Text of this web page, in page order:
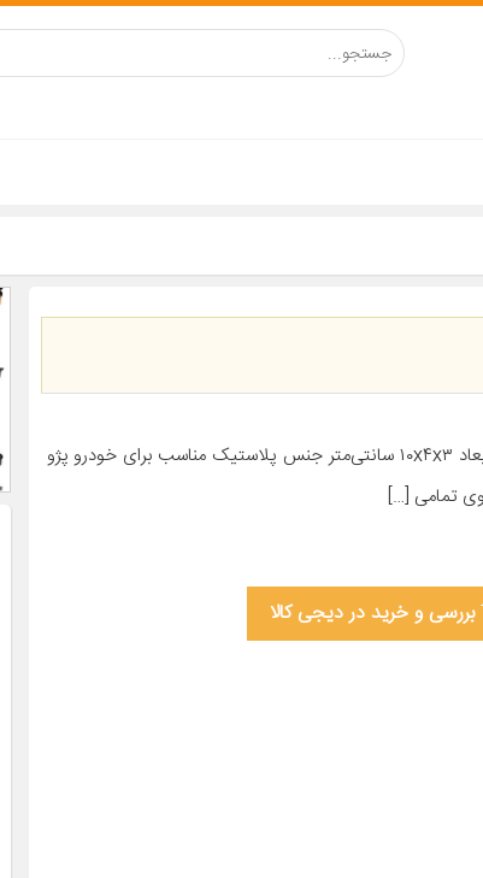
معرفی محصول جزئیات محصول ابعاد ۱۰x۴x۳ سانتی‌متر جنس پلاستیک مناسب برای خودرو پژو
بررسی و خرید در دیجی کالا